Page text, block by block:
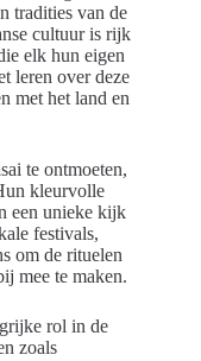
tradities van de
cultuur is rijk
elk hun eigen
leren over deze
met het land en
te ontmoeten,
kleurvolle
een unieke kijk
festivals,
om de rituelen
mee te maken.
rol in de
zoals